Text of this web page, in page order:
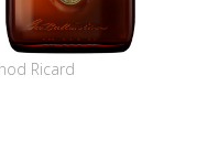
Ricard